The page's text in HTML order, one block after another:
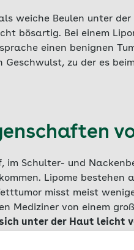
weiche Beulen unter
bösartig. Bei einem
einen benignen
Geschwulst, zu der es beim
im Schulter- und
Lipome bestehen
misst meist
Mediziner von einem
unter der Haut leicht